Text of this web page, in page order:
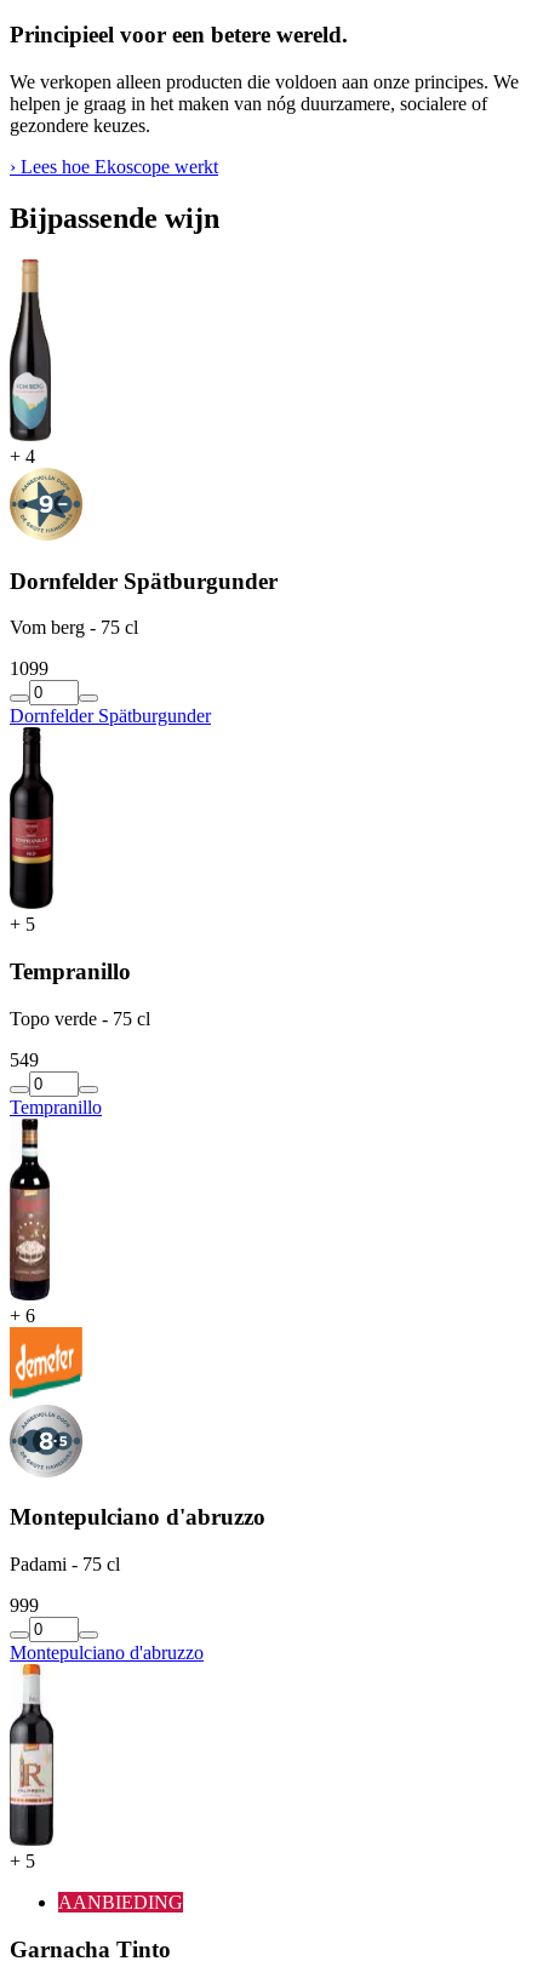
Principieel voor een betere wereld.
We verkopen alleen producten die voldoen aan onze principes. We
helpen je graag in het maken van nóg duurzamere, socialere of
gezondere keuzes.
› Lees hoe Ekoscope werkt
Bijpassende wijn
+ 4
Dornfelder Spätburgunder
Vom berg - 75 cl
1099
Dornfelder Spätburgunder
+ 5
Tempranillo
Topo verde - 75 cl
549
Tempranillo
+ 6
Montepulciano d'abruzzo
Padami - 75 cl
999
Montepulciano d'abruzzo
+ 5
AANBIEDING
Garnacha Tinto